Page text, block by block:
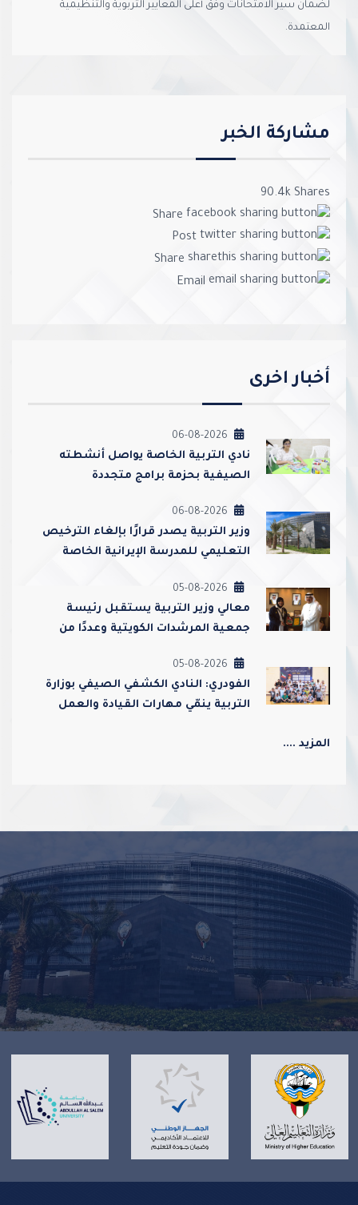
لضمان سير الامتحانات وفق أعلى المعايير التربوية والتنظيمية
المعتمدة.
مشاركة الخبر
90.4k Shares
Share
Post
Share
Email
أخبار اخرى
06-08-2026
نادي التربية الخاصة يواصل أنشطته
الصيفية بحزمة برامج متجددة
06-08-2026
وزير التربية يصدر قرارًا بإلغاء الترخيص
التعليمي للمدرسة الإيرانية الخاصة
05-08-2026
معالي وزير التربية يستقبل رئيسة
جمعية المرشدات الكويتية وعددًا من
05-08-2026
الفودري: النادي الكشفي الصيفي بوزارة
التربية ينمّي مهارات القيادة والعمل
المزيد ....